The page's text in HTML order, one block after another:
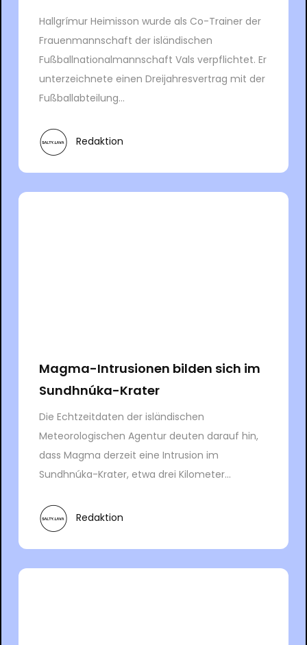
Hallgrímur Heimisson wurde als Co-Trainer der
Frauenmannschaft der isländischen
Fußballnationalmannschaft Vals verpflichtet. Er
unterzeichnete einen Dreijahresvertrag mit der
Fußballabteilung...
Redaktion
Magma-Intrusionen bilden sich im
Sundhnúka-Krater
Die Echtzeitdaten der isländischen
Meteorologischen Agentur deuten darauf hin,
dass Magma derzeit eine Intrusion im
Sundhnúka-Krater, etwa drei Kilometer...
Redaktion